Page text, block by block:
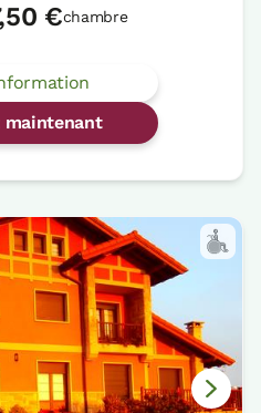
€chambre
maintenant